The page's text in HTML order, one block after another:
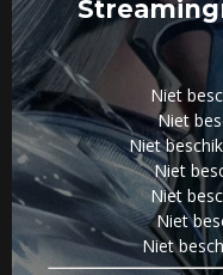
Niet
Niet
Niet
Niet
Niet
Niet
Niet